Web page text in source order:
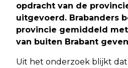
opdracht van de
uitgevoerd. Brabanders
provincie gemiddeld met
van buiten Brabant
Uit het onderzoek blijkt